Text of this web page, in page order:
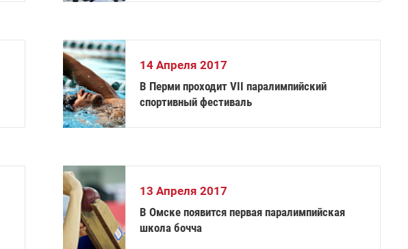
14 Апреля 2017
В Перми проходит VII паралимпийский
спортивный фестиваль
13 Апреля 2017
В Омске появится первая паралимпийская
школа бочча